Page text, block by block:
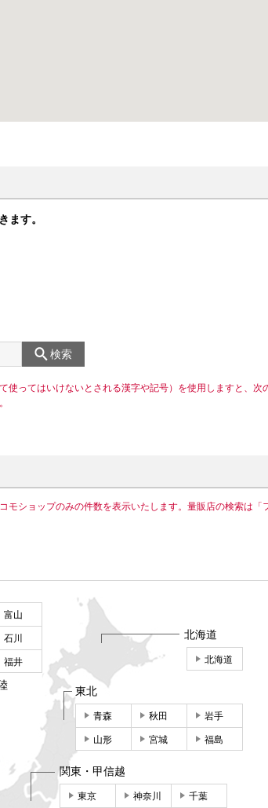
ます。
検索
使ってはいけないとされる漢字や記号）を使用しますと、次
モショップのみの件数を表示いたします。量販店の検索は「
北海道
北海道
東北
青森 秋田 岩手
山形 宮城 福島
関東・甲信越
東京 神奈川 千葉
富山
石川
福井